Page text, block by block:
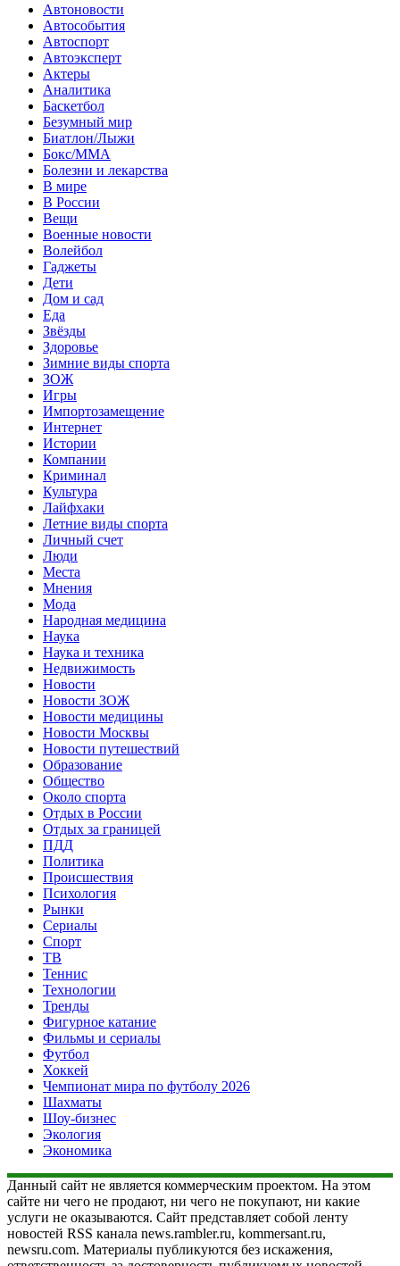
Автоновости
Автособытия
Автоспорт
Автоэксперт
Актеры
Аналитика
Баскетбол
Безумный мир
Биатлон/Лыжи
Бокс/MMA
Болезни и лекарства
В мире
В России
Вещи
Военные новости
Волейбол
Гаджеты
Дети
Дом и сад
Еда
Звёзды
Здоровье
Зимние виды спорта
ЗОЖ
Игры
Импортозамещение
Интернет
Истории
Компании
Криминал
Культура
Лайфхаки
Летние виды спорта
Личный счет
Люди
Места
Мнения
Мода
Народная медицина
Наука
Наука и техника
Недвижимость
Новости
Новости ЗОЖ
Новости медицины
Новости Москвы
Новости путешествий
Образование
Общество
Около спорта
Отдых в России
Отдых за границей
ПДД
Политика
Происшествия
Психология
Рынки
Сериалы
Спорт
ТВ
Теннис
Технологии
Тренды
Фигурное катание
Фильмы и сериалы
Футбол
Хоккей
Чемпионат мира по футболу 2026
Шахматы
Шоу-бизнес
Экология
Экономика
Данный сайт не является коммерческим проектом. На этом
сайте ни чего не продают, ни чего не покупают, ни какие
услуги не оказываются. Сайт представляет собой ленту
новостей RSS канала news.rambler.ru, kommersant.ru,
newsru.com. Материалы публикуются без искажения,